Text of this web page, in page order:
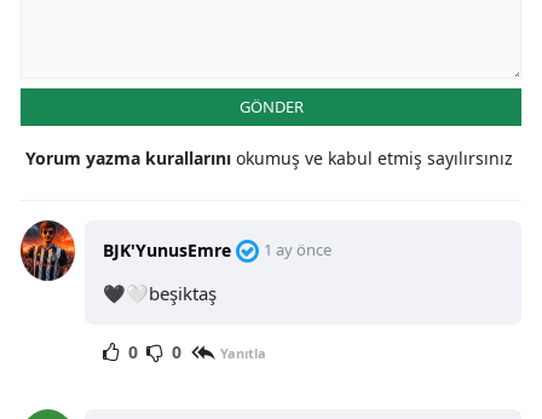
GÖNDER
Yorum yazma kurallarını okumuş ve kabul etmiş sayılırsınız
BJK'YunusEmre 1 ay önce
🖤🤍beşiktaş
0 0 Yanıtla